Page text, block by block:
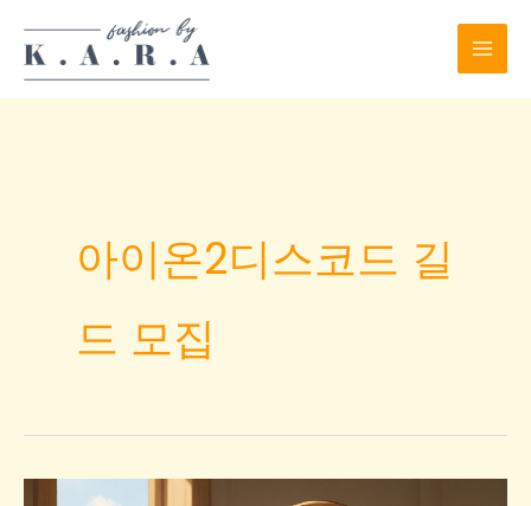
content
아이온2디스코드 길
드 모집